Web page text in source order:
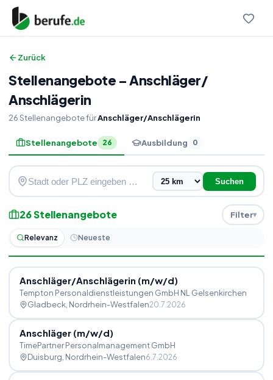
Zurück
Stellenangebote –Anschläger/
Anschlägerin
26StellenangebotefürAnschläger/Anschlägerin
Stellenangebote 26 Ausbildung 0
Suchen
26Stellenangebote
Relevanz Neueste
Filter
Anschläger/Anschlägerin (m/w/d)
Tempton Personaldienstleistungen GmbH NL Gelsenkirchen
Gladbeck, Nordrhein-Westfalen20.7.2026
Anschläger (m/w/d)
TimePartner Personalmanagement GmbH
Duisburg , Nordrhein-Westfalen6.7.2026